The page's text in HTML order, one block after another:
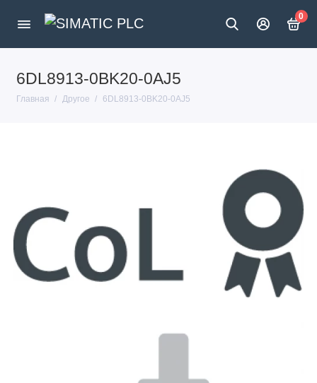
0
6DL8913-0BK20-0AJ5
Главная Другое 6DL8913-0BK20-0AJ5